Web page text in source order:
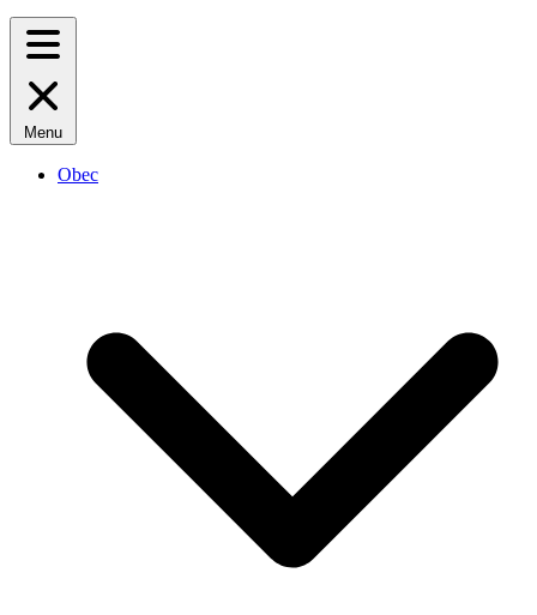
Menu
Obec